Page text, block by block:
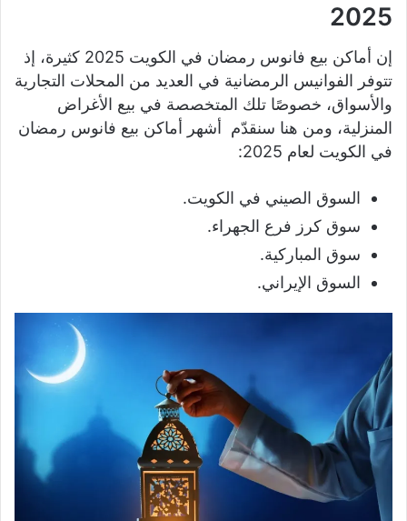
2025
إن أماكن بيع فانوس رمضان في الكويت 2025 كثيرة، إذ
تتوفر الفوانيس الرمضانية في العديد من المحلات التجارية
والأسواق، خصوصًا تلك المتخصصة في بيع الأغراض
المنزلية، ومن هنا سنقدّم أشهر أماكن بيع فانوس رمضان
في الكويت لعام 2025:
السوق الصيني في الكويت.
سوق كرز فرع الجهراء.
سوق المباركية.
السوق الإيراني.